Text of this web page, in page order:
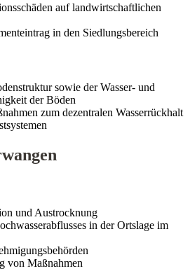
auf landwirtschaftlichen
in den Siedlungsbereich
sowie der Wasser- und
der Böden
zum dezentralen Wasserrückhalt
und Austrocknung
in der Ortslage im
von Maßnahmen